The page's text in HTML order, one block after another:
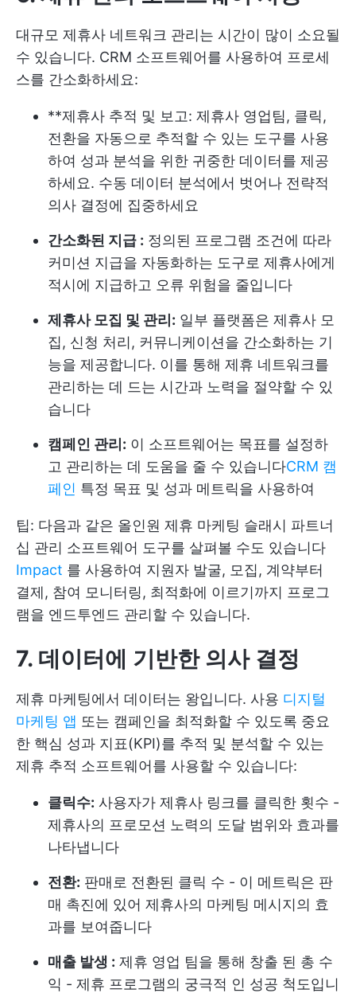
대규모 제휴사 네트워크 관리는 시간이 많이 소요될
수 있습니다. CRM 소프트웨어를 사용하여 프로세
스를 간소화하세요:
**제휴사 추적 및 보고: 제휴사 영업팀, 클릭,
전환을 자동으로 추적할 수 있는 도구를 사용
하여 성과 분석을 위한 귀중한 데이터를 제공
하세요. 수동 데이터 분석에서 벗어나 전략적
의사 결정에 집중하세요
간소화된 지급 : 정의된 프로그램 조건에 따라
커미션 지급을 자동화하는 도구로 제휴사에게
적시에 지급하고 오류 위험을 줄입니다
제휴사 모집 및 관리: 일부 플랫폼은 제휴사 모
집, 신청 처리, 커뮤니케이션을 간소화하는 기
능을 제공합니다. 이를 통해 제휴 네트워크를
관리하는 데 드는 시간과 노력을 절약할 수 있
습니다
캠페인 관리: 이 소프트웨어는 목표를 설정하
고 관리하는 데 도움을 줄 수 있습니다CRM 캠
페인 특정 목표 및 성과 메트릭을 사용하여
팁: 다음과 같은 올인원 제휴 마케팅 슬래시 파트너
십 관리 소프트웨어 도구를 살펴볼 수도 있습니다
Impact 를 사용하여 지원자 발굴, 모집, 계약부터
결제, 참여 모니터링, 최적화에 이르기까지 프로그
램을 엔드투엔드 관리할 수 있습니다.
7. 데이터에 기반한 의사 결정
제휴 마케팅에서 데이터는 왕입니다. 사용 디지털
마케팅 앱 또는 캠페인을 최적화할 수 있도록 중요
한 핵심 성과 지표(KPI)를 추적 및 분석할 수 있는
제휴 추적 소프트웨어를 사용할 수 있습니다:
클릭수: 사용자가 제휴사 링크를 클릭한 횟수 -
제휴사의 프로모션 노력의 도달 범위와 효과를
나타냅니다
전환: 판매로 전환된 클릭 수 - 이 메트릭은 판
매 촉진에 있어 제휴사의 마케팅 메시지의 효
과를 보여줍니다
매출 발생 : 제휴 영업 팀을 통해 창출 된 총 수
익 - 제휴 프로그램의 궁극적 인 성공 척도입니